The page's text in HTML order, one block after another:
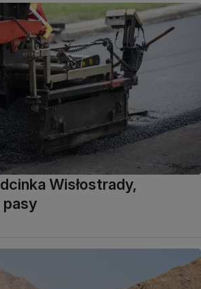
Wisłostrady,
pasy